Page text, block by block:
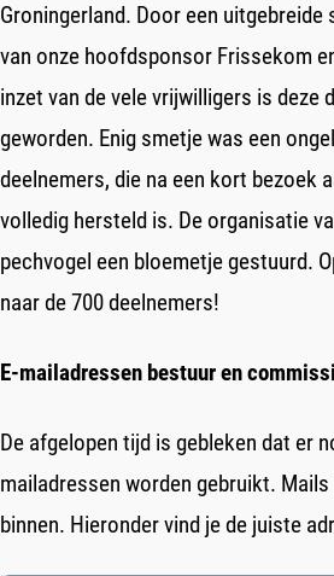
Groningerland. Door een
van onze hoofdsponsor Frissekom
inzet van de vele vrijwilligers is deze
geworden. Enig smetje was een
deelnemers, die na een kort bezoek
volledig hersteld is. De organisatie
pechvogel een bloemetje gestuurd.
naar de 700 deelnemers!
E-mailadressen bestuur en
De afgelopen tijd is gebleken dat er
mailadressen worden gebruikt.
binnen. Hieronder vind je de juiste